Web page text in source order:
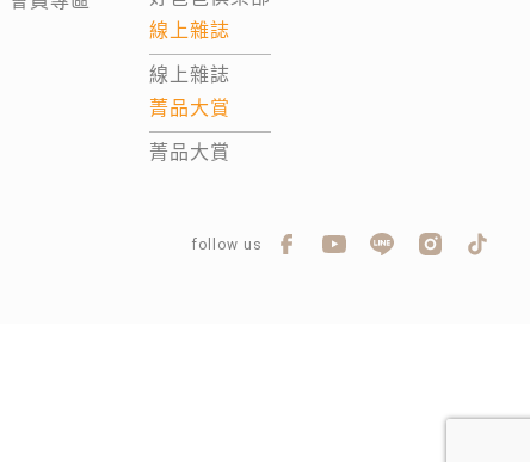
線上雜誌
線上雜誌
菁品大賞
菁品大賞
follow us